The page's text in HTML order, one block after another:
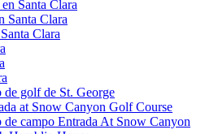
Santa Clara
Santa Clara
Clara
de golf de St. George
at Snow Canyon Golf Course
de campo Entrada At Snow Canyon